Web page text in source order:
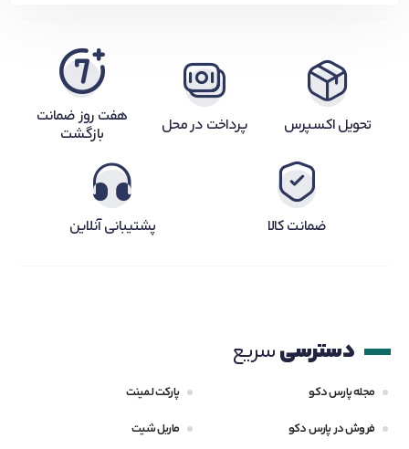
تحویل اکسپرس پرداخت در محل
هفت روز ضمانت
بازگشت
ضمانت کالا پشتیبانی آنلاین
دسترسیسریع
مجله پارس دکو
فروش در پارس دکو
پارکت لمینت
ماربل شیت